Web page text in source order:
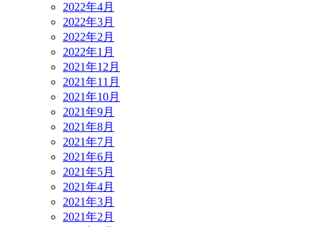
2022年4月
2022年3月
2022年2月
2022年1月
2021年12月
2021年11月
2021年10月
2021年9月
2021年8月
2021年7月
2021年6月
2021年5月
2021年4月
2021年3月
2021年2月